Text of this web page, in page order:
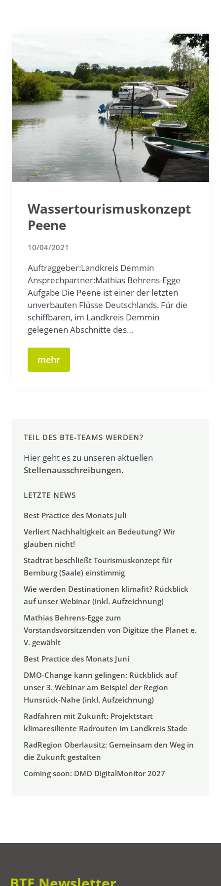
Wassertourismuskonzept
Peene
10/04/2021
Auftraggeber:Landkreis Demmin
Ansprechpartner:Mathias Behrens-Egge
Aufgabe Die Peene ist einer der letzten
unverbauten Flüsse Deutschlands. Für die
schiffbaren, im Landkreis Demmin
gelegenen Abschnitte des…
mehr
TEIL DES BTE-TEAMS WERDEN?
Hier geht es zu unseren aktuellen
Stellenausschreibungen.
LETZTE NEWS
Best Practice des Monats Juli
Verliert Nachhaltigkeit an Bedeutung? Wir
glauben nicht!
Stadtrat beschließt Tourismuskonzept für
Bernburg (Saale) einstimmig
Wie werden Destinationen klimafit? Rückblick
auf unser Webinar (inkl. Aufzeichnung)
Mathias Behrens-Egge zum
Vorstandsvorsitzenden von Digitize the Planet e.
V. gewählt
Best Practice des Monats Juni
DMO-Change kann gelingen: Rückblick auf
unser 3. Webinar am Beispiel der Region
Hunsrück-Nahe (inkl. Aufzeichnung)
Radfahren mit Zukunft: Projektstart
klimaresiliente Radrouten im Landkreis Stade
RadRegion Oberlausitz: Gemeinsam den Weg in
die Zukunft gestalten
Coming soon: DMO DigitalMonitor 2027